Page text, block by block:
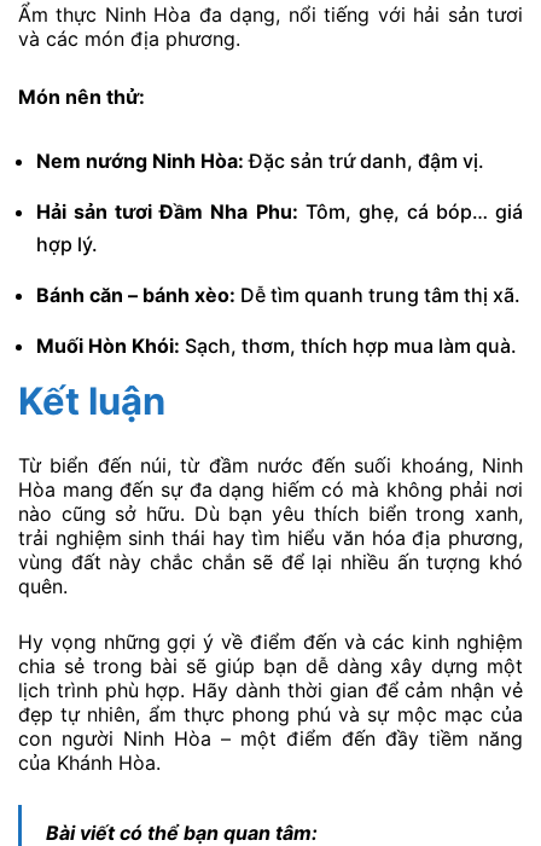
Ẩm thực Ninh Hòa đa dạng, nổi tiếng với hải sản tươi
và các món địa phương.
Món nên thử:
Nem nướng Ninh Hòa: Đặc sản trứ danh, đậm vị.
Hải sản tươi Đầm Nha Phu: Tôm, ghẹ, cá bóp… giá
hợp lý.
Bánh căn – bánh xèo: Dễ tìm quanh trung tâm thị xã.
Muối Hòn Khói: Sạch, thơm, thích hợp mua làm quà.
Kết luận
Từ biển đến núi, từ đầm nước đến suối khoáng, Ninh
Hòa mang đến sự đa dạng hiếm có mà không phải nơi
nào cũng sở hữu. Dù bạn yêu thích biển trong xanh,
trải nghiệm sinh thái hay tìm hiểu văn hóa địa phương,
vùng đất này chắc chắn sẽ để lại nhiều ấn tượng khó
quên.
Hy vọng những gợi ý về điểm đến và các kinh nghiệm
chia sẻ trong bài sẽ giúp bạn dễ dàng xây dựng một
lịch trình phù hợp. Hãy dành thời gian để cảm nhận vẻ
đẹp tự nhiên, ẩm thực phong phú và sự mộc mạc của
con người Ninh Hòa – một điểm đến đầy tiềm năng
của Khánh Hòa.
Bài viết có thể bạn quan tâm: